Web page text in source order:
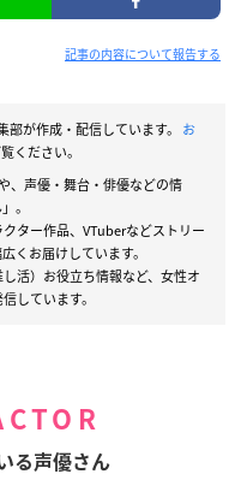
記事の内容について報告する
部が作成・配信しています。 お
ください。
、声優・舞台・俳優などの情
。
ター作品、VTuberなどストリー
くお届けしています。
活）お役立ち情報など、女性オ
しています。
る声優さん